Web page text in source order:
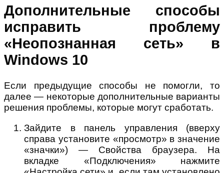
Дополнительные способы
исправить проблему
«Неопознанная сеть» в
Windows 10
Если предыдущие способы не помогли, то
далее — некоторые дополнительные варианты
решения проблемы, которые могут сработать.
Зайдите в панель управления (вверху
справа установите «просмотр» в значение
«значки») — Свойства браузера. На
вкладке «Подключения» нажмите